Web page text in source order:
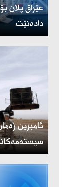
دادەنێت
ئامبرین